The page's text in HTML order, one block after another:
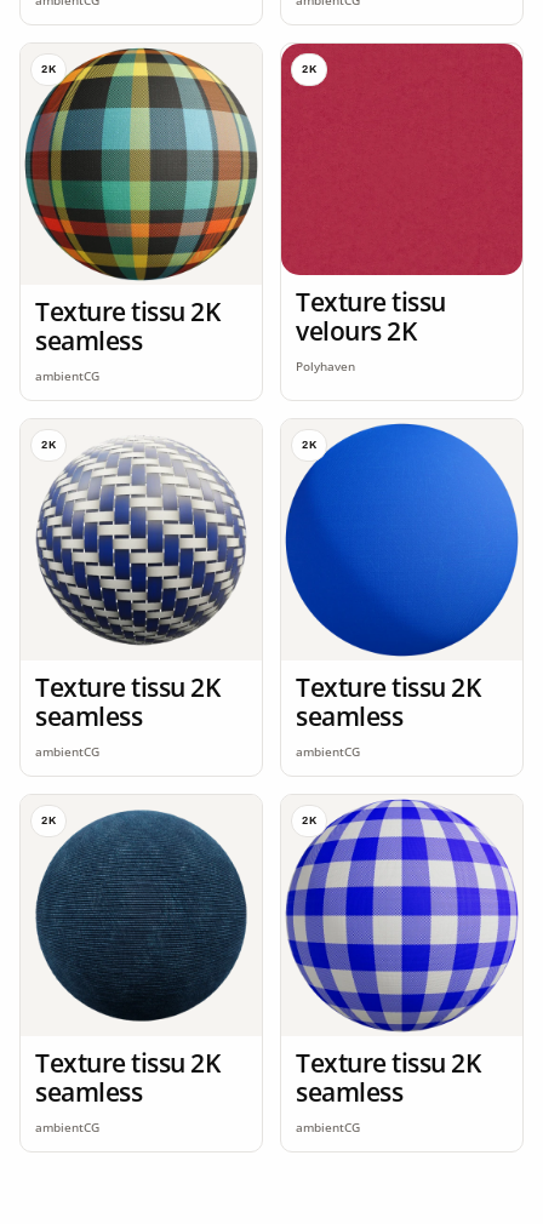
2K
Texture tissu 2K
seamless
ambientCG
2K
Texture tissu
velours 2K
Polyhaven
2K
Texture tissu 2K
seamless
ambientCG
2K
Texture tissu 2K
seamless
ambientCG
2K
Texture tissu 2K
seamless
ambientCG
2K
Texture tissu 2K
seamless
ambientCG